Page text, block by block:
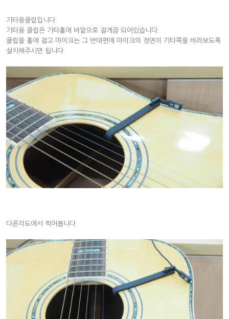
기타용클립입니다.
기타용 클립은 기타홀에 바깥으로 걸게끔 되어있습니다.
클립을 홀에 걸고 마이크는 그 반대편에 마이크의 정면이 기타쪽을 바라보도록
설치해주시면 됩니다.
다른각도에서 찍어봅니다.